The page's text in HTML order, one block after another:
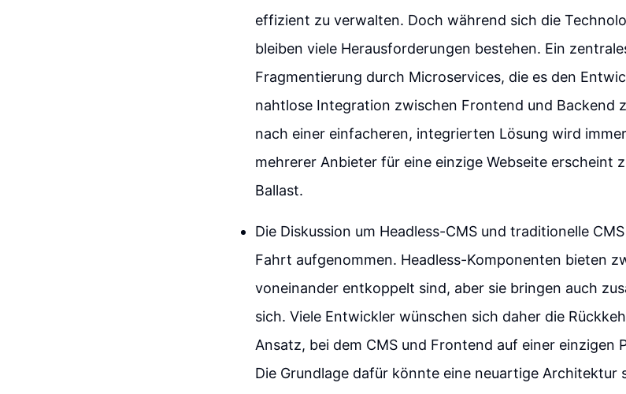
effizient zu verwalten. Doch während sich die
bleiben viele Herausforderungen bestehen. Ein
Fragmentierung durch Microservices, die es den
nahtlose Integration zwischen Frontend und Backend
nach einer einfacheren, integrierten Lösung wird
mehrerer Anbieter für eine einzige Webseite erscheint
Ballast.
Die Diskussion um Headless-CMS und traditionelle
Fahrt aufgenommen. Headless-Komponenten bieten
voneinander entkoppelt sind, aber sie bringen auch
sich. Viele Entwickler wünschen sich daher die
Ansatz, bei dem CMS und Frontend auf einer einzigen
Die Grundlage dafür könnte eine neuartige Architektur